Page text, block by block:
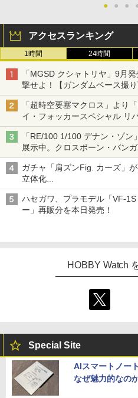
● ● ●
アクセスランキング
1時間 24時間
「MGSD クシャトリヤ」9月
撃せよ！【ガンダムベース撮り
「超時空要塞マクロス」より
イ・フォッカースペシャル リ
「RE/100 1/100 デナン・ゾ
展示中。クロスボーン・バン
【ガンダムベース撮り下ろし】
ガチャ「肩ズンFig. カーズ」
立体化
ライトニング・マックィーン
ハセガワ、プラモデル「VF-
ー」再販分を本日発売！
HOBBY Watch
Special Site
AIスマートノー
なぜ魅力的なの